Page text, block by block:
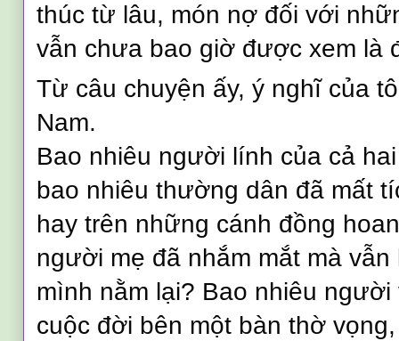
thúc từ lâu, món nợ đối với
vẫn chưa bao giờ được xem là
Từ câu chuyện ấy, ý nghĩ của
Nam.
Bao nhiêu người lính của cả
bao nhiêu thường dân đã mất
hay trên những cánh đồng
người mẹ đã nhắm mắt mà
mình nằm lại? Bao nhiêu
cuộc đời bên một bàn thờ